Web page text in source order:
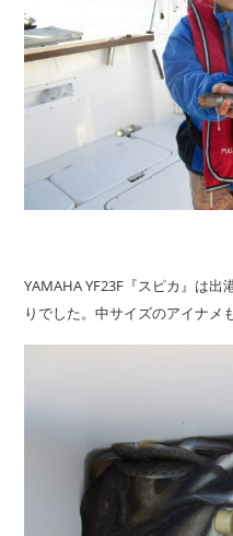
YAMAHA YF23F『スピカ』は
りでした。中サイズのアイナメ